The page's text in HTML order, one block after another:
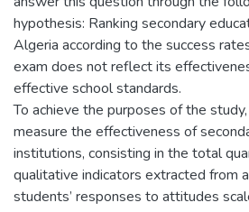
hypothesis: Ranking secondary
Algeria according to the success
exam does not reflect its
effective school standards.
To achieve the purposes of the
measure the effectiveness of
institutions, consisting in the total
qualitative indicators extracted from
students’ responses to attitudes